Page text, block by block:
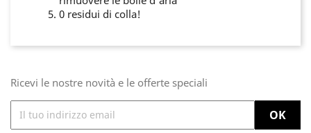
0 residui di colla!
Ricevi le nostre novità e le offerte speciali